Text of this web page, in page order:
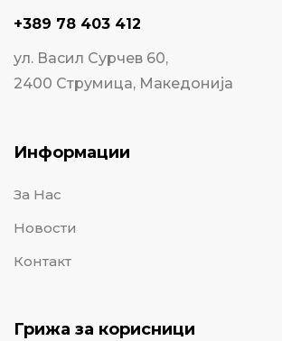
+389 78 403 412
ул. Васил Сурчев 60,
2400 Струмица, Македонија
Информации
За Нас
Новости
Контакт
Грижа за корисници